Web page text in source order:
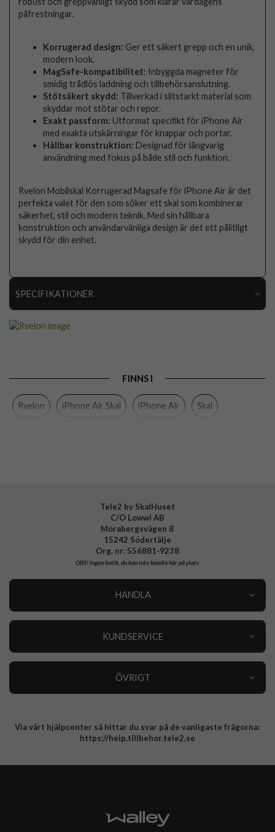
påfrestningar.
Korrugerad design: Ger ett säkert grepp och en unik,
modern look.
MagSafe-kompatibilitet: Inbyggda magneter för
smidig trådlös laddning och tillbehörsanslutning.
Stötsäkert skydd: Tillverkad i slitstarkt material som
skyddar mot stötar och repor.
Exakt passform: Utformat specifikt för iPhone Air
med exakta utskärningar för knappar och portar.
Hållbar konstruktion: Designad för långvarig
användning med fokus på både stil och funktion.
Rvelon Mobilskal Korrugerad Magsafe för iPhone Air är det
perfekta valet för den som söker ett skal som kombinerar
säkerhet, stil och modern teknik. Med sin hållbara
konstruktion och användarvänliga design är det ett pålitligt
skydd för din enhet.
SPECIFIKATIONER
MagSafe-kompatibel, Stöttålig
Färg
FINNS I
Rvelon iPhone Air Skal iPhone Air Skal
Tele2 by SkalHuset
C/O Lowwi AB
Morabergsvägen 8
15242 Södertälje
Org. nr: 556881-9238
OBS!Ingen butik, du kan inte handla här på plats
HANDLA
KUNDSERVICE
ÖVRIGT
Integritetspolicy
Via vårt hjälpcenter så hittar du svar på de vanligaste frågorna:
https://help.tillbehor.tele2.se